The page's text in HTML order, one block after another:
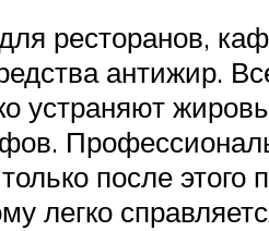
ресторанов,
антижир.
устраняют
после
легко